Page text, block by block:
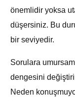
önemlidir yoksa
düşersiniz. Bu
bir seviyedir.
Sorulara
dengesini
Neden